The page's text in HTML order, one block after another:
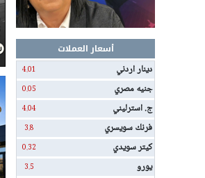
أسعار العملات
دينار اردني
4.01
جنيه مصري 0.05
ج. استرليني 4.04
فرنك سويسري 3.8
كيتر سويدي 0.32
يورو 3.5